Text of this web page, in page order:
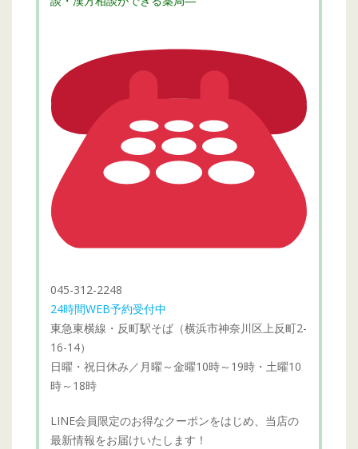
045-312-2248
24時間WEB予約受付中
東急東横線・反町駅そば（横浜市神奈川区上反町2-
16-14）
日曜・祝日休み／月曜～金曜10時～19時・土曜10
時～18時
LINE会員限定のお得なクーポンをはじめ、当店の
最新情報をお届けいたします！